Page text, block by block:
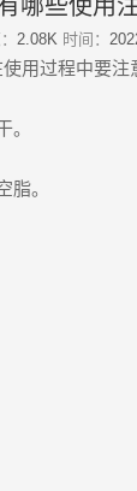
哪些使用
2.08K 时间：
过程中要注
。